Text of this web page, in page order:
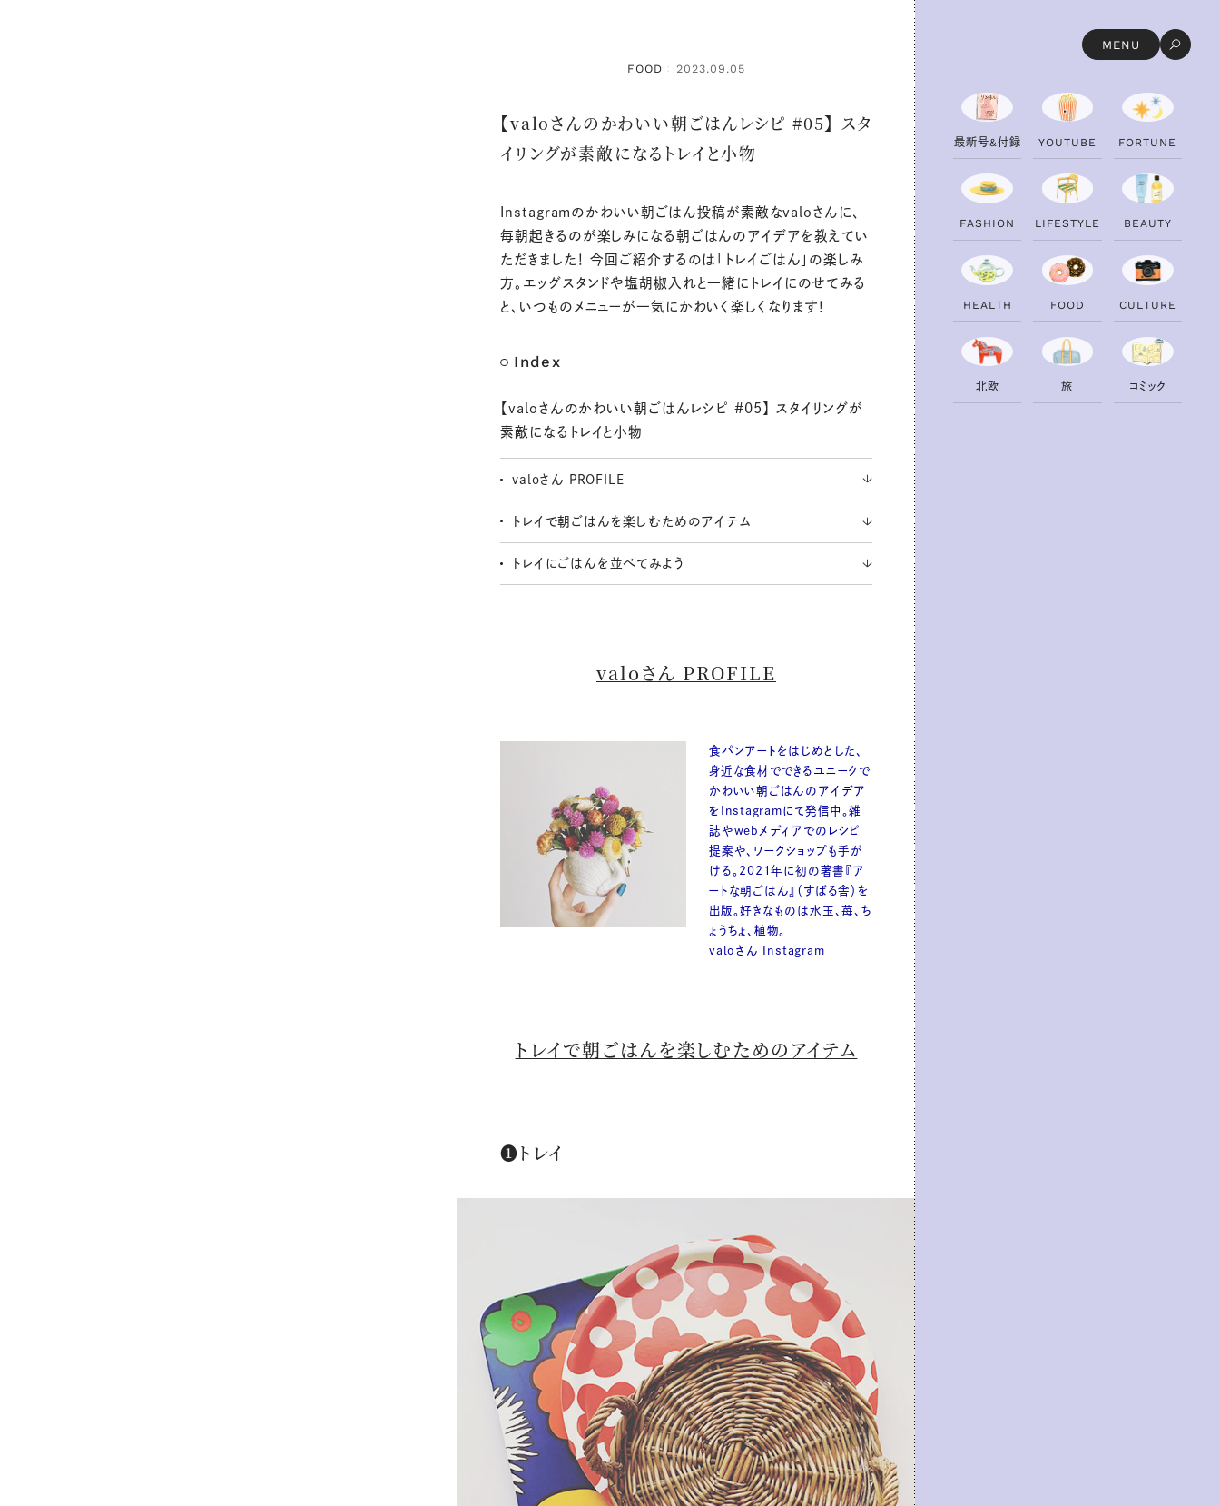
MENU
FOOD ： 2023.09.05
【valoさんのかわいい朝ごはんレシピ #05】 スタ
イリングが素敵になるトレイと小物
Instagramのかわいい朝ごはん投稿が素敵なvaloさんに、
毎朝起きるのが楽しみになる朝ごはんのアイデアを教えてい
ただきました！ 今回ご紹介するのは「トレイごはん」の楽しみ
方。エッグスタンドや塩胡椒入れと一緒にトレイにのせてみる
と、いつものメニューが一気にかわいく楽しくなります！
Index
【valoさんのかわいい朝ごはんレシピ #05】 スタイリングが
素敵になるトレイと小物
valoさん PROFILE
トレイで朝ごはんを楽しむためのアイテム
トレイにごはんを並べてみよう
valoさん PROFILE
食パンアートをはじめとした、
身近な食材でできるユニークで
かわいい朝ごはんのアイデア
をInstagramにて発信中。雑
誌やwebメディアでのレシピ
提案や、ワークショップも手が
ける。2021年に初の著書『ア
ートな朝ごはん』（すばる舎）を
出版。好きなものは水玉、苺、ち
ょうちょ、植物。
valoさん Instagram
トレイで朝ごはんを楽しむためのアイテム
❶トレイ
最新号&付録 YOUTU B E FORTU N E
FAS H ION LI FESTYLE B EAUTY
H EALTH FOOD CU LTU RE
北欧 旅 コ ミ ック